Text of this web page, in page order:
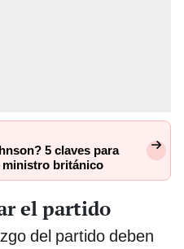
5 claves para
ministro británico
el partido
del partido deben